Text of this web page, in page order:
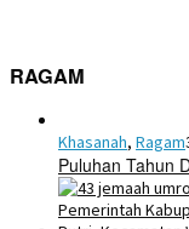
RAGAM
Khasanah, Ragam
Puluhan Tahun